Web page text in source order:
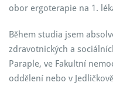
obor ergoterapie na 1.
Během studia jsem
zdravotnických a
Paraple, ve Fakultní
oddělení nebo v